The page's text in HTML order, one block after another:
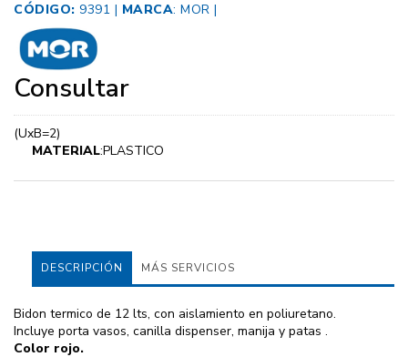
CÓDIGO: 9391 | MARCA: MOR |
Consultar
(UxB=2)
MATERIAL:PLASTICO
DESCRIPCIÓN MÁS SERVICIOS
Bidon termico de 12 lts, con aislamiento en poliuretano.
Incluye porta vasos, canilla dispenser, manija y patas .
Color rojo.